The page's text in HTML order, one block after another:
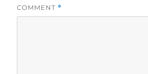
COMMENT *